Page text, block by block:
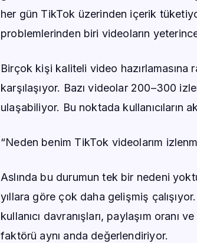
her gün TikTok üzerinden içerik
problemlerinden biri videoların
Birçok kişi kaliteli video hazırlamasına
karşılaşıyor. Bazı videolar 200–300
ulaşabiliyor. Bu noktada kullanıcıların
“Neden benim TikTok videolarım
Aslında bu durumun tek bir nedeni
yıllara göre çok daha gelişmiş
kullanıcı davranışları, paylaşım oranı
faktörü aynı anda değerlendiriyor.